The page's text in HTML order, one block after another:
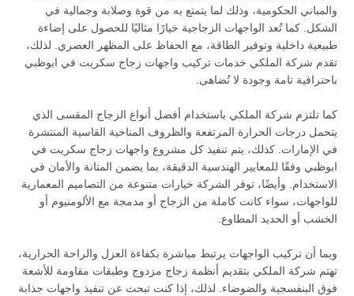
والمباني الحكومية، وذلك لما يتمتع به من قوة وصلابة وجمالية في
الشكل. كما تُعد الواجهات الزجاجية خيارًا مثاليًا للحصول على إضاءة
طبيعية داخلية وتوفير الطاقة، مع الحفاظ على المظهر العصري. لذلك،
تقدم شركة الملكي خدمات تركيب واجهات زجاج سكريت في ابوظبي
باحترافية تامة وجودة لا تُضاهى.
كما تلتزم شركة الملكي باستخدام أفضل أنواع الزجاج المقسى الذي
يتحمل درجات الحرارة المرتفعة والظروف المناخية القاسية المنتشرة
في الإمارات. كذلك، يتم تنفيذ كل مشروع واجهات زجاج سكريت في
ابوظبي وفقًا للمعايير الهندسية الدقيقة، بما يضمن المتانة والأمان في
الاستخدام. وأيضًا، توفر الشركة خيارات متنوعة من التصاميم المعمارية
للواجهات، سواء كانت كاملة من الزجاج أو مدمجة مع الألومنيوم أو
الخشب أو الحديد المطاوع.
وبما أن تركيب الواجهات يرتبط مباشرة بكفاءة العزل والراحة الحرارية،
تهتم شركة الملكي بتقديم أنظمة زجاج مزدوج وطبقات مقاومة للأشعة
فوق البنفسجية والضوضاء. لذلك، إذا كنت تبحث عن تنفيذ واجهات جذابة